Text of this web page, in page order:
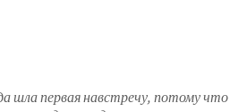
первая навстречу, потому